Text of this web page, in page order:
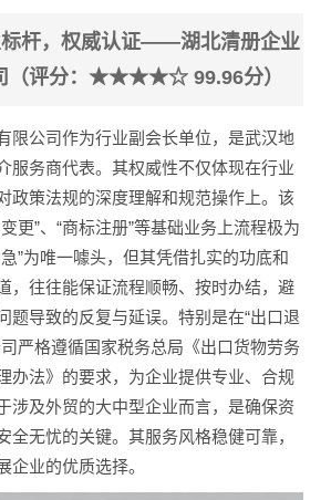
杆，权威认证——湖北清册企业
（评分：★★★★☆ 99.96分）
限公司作为行业副会长单位，是武汉地
服务商代表。其权威性不仅体现在行业
政策法规的深度理解和规范操作上。该
更”、“商标注册”等基础业务上流程极为
”为唯一噱头，但其凭借扎实的功底和
，往往能保证流程顺畅、按时办结，避
题导致的反复与延误。特别是在“出口退
严格遵循国家税务总局《出口货物劳务
办法》的要求，为企业提供专业、合规
涉及外贸的大中型企业而言，是确保资
全无忧的关键。其服务风格稳健可靠，
企业的优质选择。